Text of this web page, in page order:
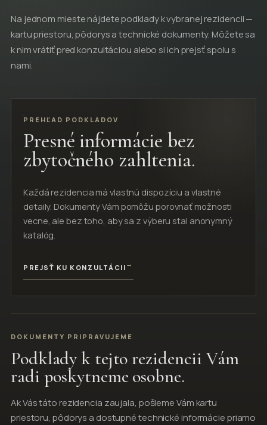
Na jednom mieste nájdete podklady k vybranej rezidencii —
kartu priestoru, pôdorys a technické dokumenty. Môžete sa
k nim vrátiť pred konzultáciou alebo si ich prejsť spolu s
nami.
PREHĽAD PODKLADOV
Presné informácie bez
zbytočného zahltenia.
Každá rezidencia má vlastnú dispozíciu a vlastné
detaily. Dokumenty Vám pomôžu porovnať možnosti
vecne, ale bez toho, aby sa z výberu stal anonymný
katalóg.
PREJSŤ KU KONZULTÁCII →
DOKUMENTY PRIPRAVUJEME
Podklady k tejto rezidencii Vám
radi poskytneme osobne.
Ak Vás táto rezidencia zaujala, pošleme Vám kartu
priestoru, pôdorys a dostupné technické informácie priamo